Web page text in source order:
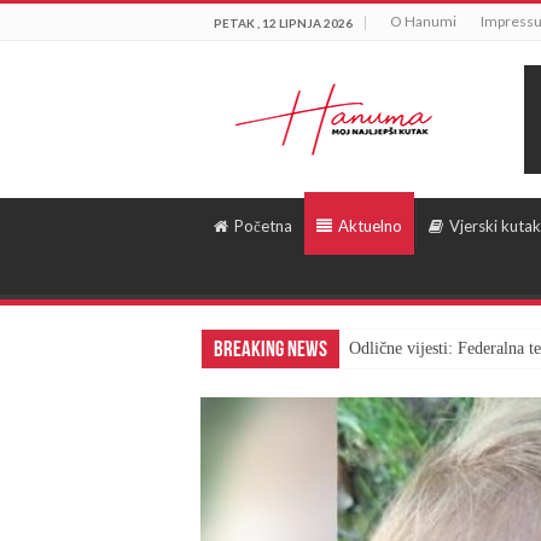
PETAK , 12 LIPNJA 2026 O Hanumi
Početna Aktuelno Vjerski kutak
Breaking News Odlične vijesti: Federalna